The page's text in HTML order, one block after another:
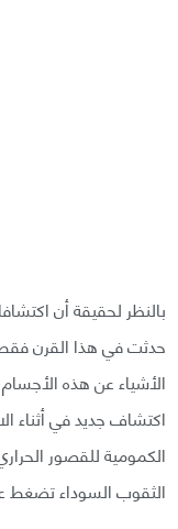
بالنظر لحقيقة أن
حدثت في هذا القرن
الأشياء عن هذه
اكتشاف جديد في أثناء
الكمومية للقصور
الثقوب السوداء تضغط